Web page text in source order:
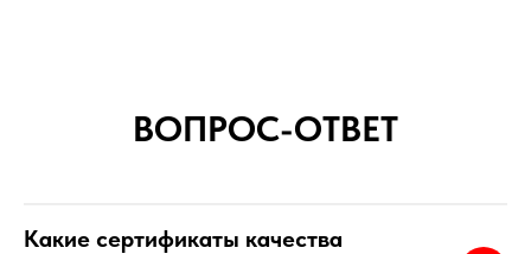
ВОПРОС-ОТВЕТ
Какие сертификаты качества